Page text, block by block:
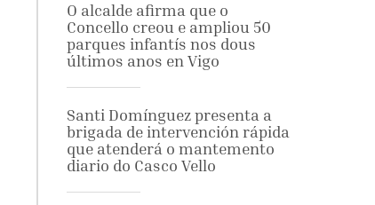
O alcalde afirma que o
Concello creou e ampliou 50
parques infantís nos dous
últimos anos en Vigo
Santi Domínguez presenta a
brigada de intervención rápida
que atenderá o mantemento
diario do Casco Vello